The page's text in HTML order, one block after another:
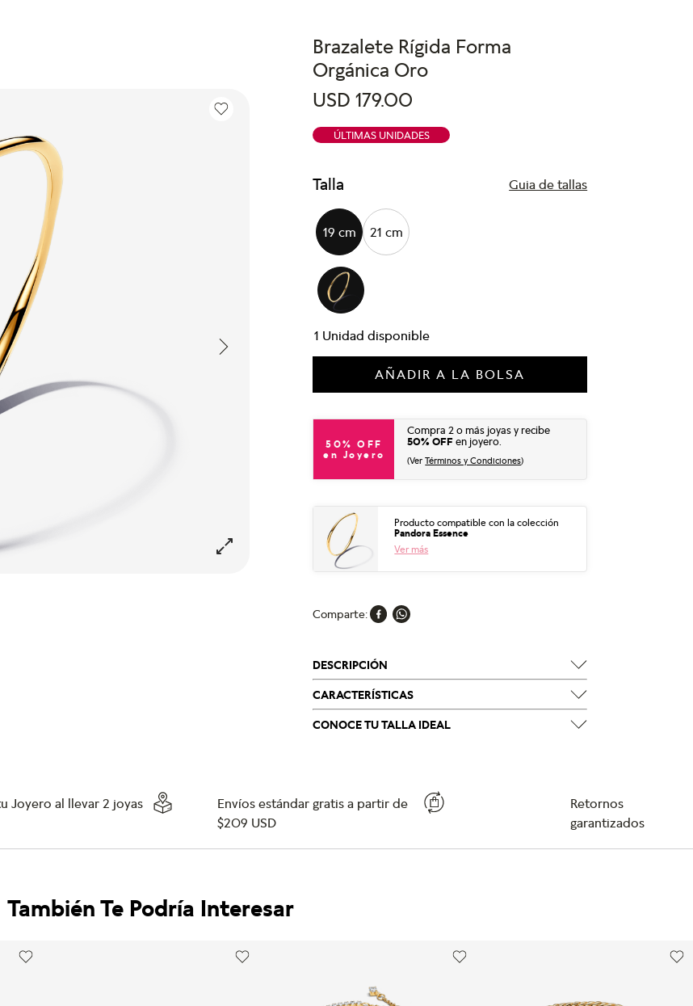
Brazalete Rígida Forma
Orgánica Oro
USD 179.00
ÚLTIMAS UNIDADES
Talla Guia de tallas
19 cm 21 cm
1 Unidad disponible
AÑADIR A LA BOLSA
50% OFF
en Joyero
Compra 2 o más joyas y recibe
50% OFFen joyero.
(VerTérminos y Condiciones)
Producto compatible con la colección
Pandora Essence
Ver más
Comparte
DESCRIPCIÓN
CARACTERÍSTICAS
CONOCE TU TALLA IDEAL
Joyero al llevar 2 joyas
Envíos estándar gratis a partir de
$209 USD
Retornos
garantizados
También Te Podría Interesar